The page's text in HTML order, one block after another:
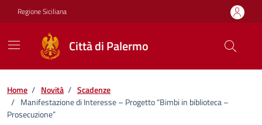
Vai ai contenuti
Vai al footer
Regione Siciliana
Città di Palermo
Home / Novità / Scadenze
/ Manifestazione di Interesse – Progetto “Bimbi in biblioteca –
Prosecuzione”